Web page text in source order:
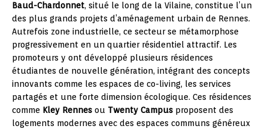
Baud-Chardonnet, situé le long de la Vilaine, constitue l’un
des plus grands projets d’aménagement urbain de Rennes.
Autrefois zone industrielle, ce secteur se métamorphose
progressivement en un quartier résidentiel attractif. Les
promoteurs y ont développé plusieurs résidences
étudiantes de nouvelle génération, intégrant des concepts
innovants comme les espaces de co-living, les services
partagés et une forte dimension écologique. Ces résidences
comme Kley Rennes ou Twenty Campus proposent des
logements modernes avec des espaces communs généreux